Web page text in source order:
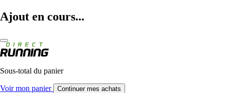
Ajout en cours...
Sous-total du panier
Voir mon panier Continuer mes achats